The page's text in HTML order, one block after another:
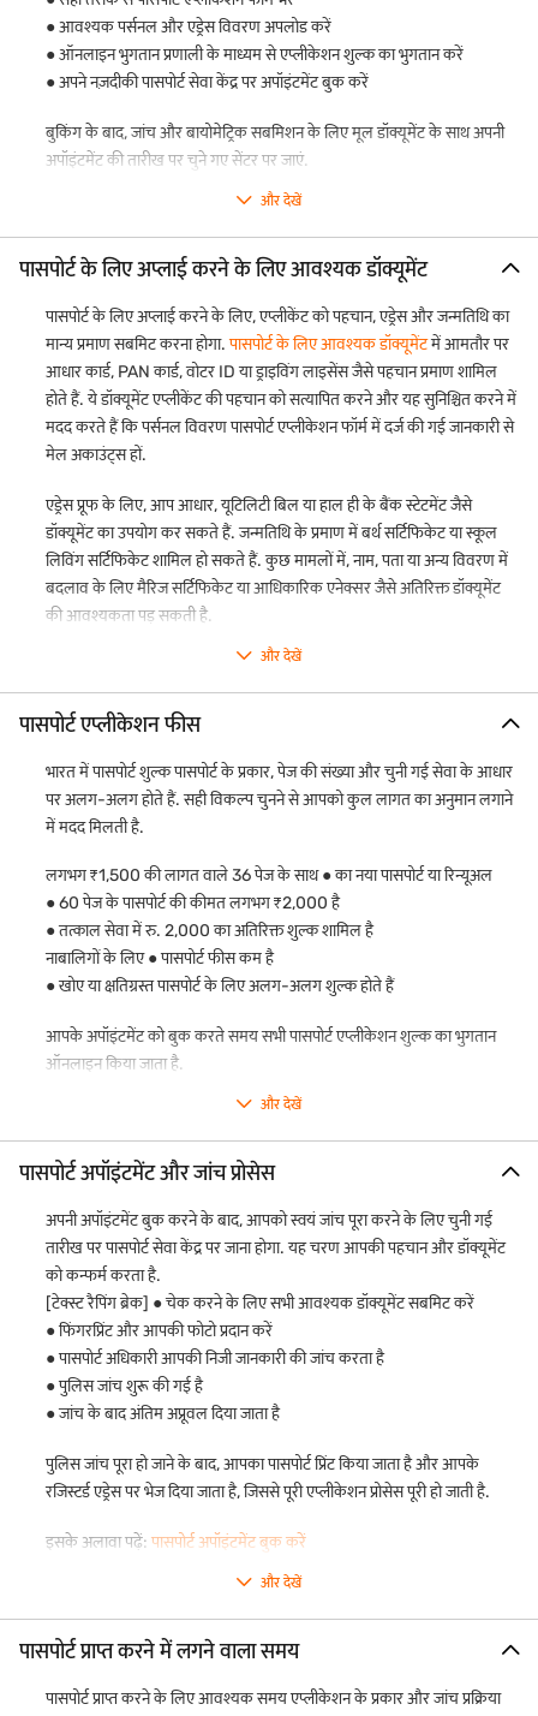
हालांकि प्रत्येक पासपोर्ट का प्रकार उद्देश्य और योग्यता में अलग-अलग होता है, लेकिन
समग्र एप्लीकेशन और वेरिफिकेशन प्रोसेस आमतौर पर भारत सरकार द्वारा निर्धारित
समान दिशानिर्देशों का पालन करता है.
● आवश्यक पर्सनल और एड्रेस विवरण अपलोड करें
● ऑनलाइन भुगतान प्रणाली के माध्यम से एप्लीकेशन शुल्क का भुगतान करें
● अपने नज़दीकी पासपोर्ट सेवा केंद्र पर अपॉइंटमेंट बुक करें
बुकिंग के बाद, जांच और बायोमेट्रिक सबमिशन के लिए मूल डॉक्यूमेंट के साथ अपनी
अपॉइंटमेंट की तारीख पर चुने गए सेंटर पर जाएं.
और देखें
पासपोर्ट के लिए अप्लाई करने के लिए आवश्यक डॉक्यूमेंट
पासपोर्ट के लिए अप्लाई करने के लिए, एप्लीकेंट को पहचान, एड्रेस और जन्मतिथि का
मान्य प्रमाण सबमिट करना होगा.पासपोर्ट के लिए आवश्यक डॉक्यूमेंटमें आमतौर पर
आधार कार्ड, PAN कार्ड, वोटर ID या ड्राइविंग लाइसेंस जैसे पहचान प्रमाण शामिल
होते हैं. ये डॉक्यूमेंट एप्लीकेंट की पहचान को सत्यापित करने और यह सुनिश्चित करने में
मदद करते हैं कि पर्सनल विवरण पासपोर्ट एप्लीकेशन फॉर्म में दर्ज की गई जानकारी से
मेल अकाउंट्स हों.
एड्रेस प्रूफ के लिए, आप आधार, यूटिलिटी बिल या हाल ही के बैंक स्टेटमेंट जैसे
डॉक्यूमेंट का उपयोग कर सकते हैं. जन्मतिथि के प्रमाण में बर्थ सर्टिफिकेट या स्कूल
लिविंग सर्टिफिकेट शामिल हो सकते हैं. कुछ मामलों में, नाम, पता या अन्य विवरण में
बदलाव के लिए मैरिज सर्टिफिकेट या आधिकारिक एनेक्सर जैसे अतिरिक्त डॉक्यूमेंट
की आवश्यकता पड़ सकती है.
और देखें
पासपोर्ट एप्लीकेशन फीस
भारत में पासपोर्ट शुल्क पासपोर्ट के प्रकार, पेज की संख्या और चुनी गई सेवा के आधार
पर अलग-अलग होते हैं. सही विकल्प चुनने से आपको कुल लागत का अनुमान लगाने
में मदद मिलती है.
लगभग ₹1,500 की लागत वाले 36 पेज के साथ ● का नया पासपोर्ट या रिन्यूअल
● 60 पेज के पासपोर्ट की कीमत लगभग ₹2,000 है
● तत्काल सेवा में रु. 2,000 का अतिरिक्त शुल्क शामिल है
नाबालिगों के लिए ● पासपोर्ट फीस कम है
● खोए या क्षतिग्रस्त पासपोर्ट के लिए अलग-अलग शुल्क होते हैं
आपके अपॉइंटमेंट को बुक करते समय सभी पासपोर्ट एप्लीकेशन शुल्क का भुगतान
ऑनलाइन किया जाता है.
और देखें
पासपोर्ट अपॉइंटमेंट और जांच प्रोसेस
अपनी अपॉइंटमेंट बुक करने के बाद, आपको स्वयं जांच पूरा करने के लिए चुनी गई
तारीख पर पासपोर्ट सेवा केंद्र पर जाना होगा. यह चरण आपकी पहचान और डॉक्यूमेंट
को कन्फर्म करता है.
[टेक्स्ट रैपिंग ब्रेक] ● चेक करने के लिए सभी आवश्यक डॉक्यूमेंट सबमिट करें
● फिंगरप्रिंट और आपकी फोटो प्रदान करें
● पासपोर्ट अधिकारी आपकी निजी जानकारी की जांच करता है
● पुलिस जांच शुरू की गई है
● जांच के बाद अंतिम अप्रूवल दिया जाता है
पुलिस जांच पूरा हो जाने के बाद, आपका पासपोर्ट प्रिंट किया जाता है और आपके
रजिस्टर्ड एड्रेस पर भेज दिया जाता है, जिससे पूरी एप्लीकेशन प्रोसेस पूरी हो जाती है.
इसके अलावा पढ़ें: पासपोर्ट अपॉइंटमेंट बुक करें
और देखें
पासपोर्ट प्राप्त करने में लगने वाला समय
पासपोर्ट प्राप्त करने के लिए आवश्यक समय एप्लीकेशन के प्रकार और जांच प्रक्रिया